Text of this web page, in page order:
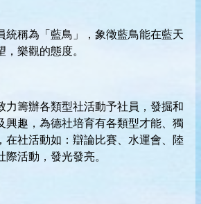
統稱為「藍鳥」，象徵藍鳥能在藍天
樂觀的態度。
力籌辦各類型社活動予社員，發掘和
興趣，為德社培育有各類型才能、獨
在社活動如：辯論比賽、水運會、陸
活動，發光發亮。